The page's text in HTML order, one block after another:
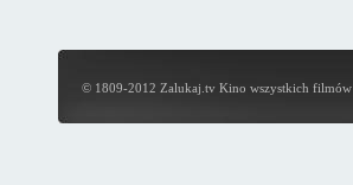
© 1809-2012 Zalukaj.tv Kino wszystkich filmów